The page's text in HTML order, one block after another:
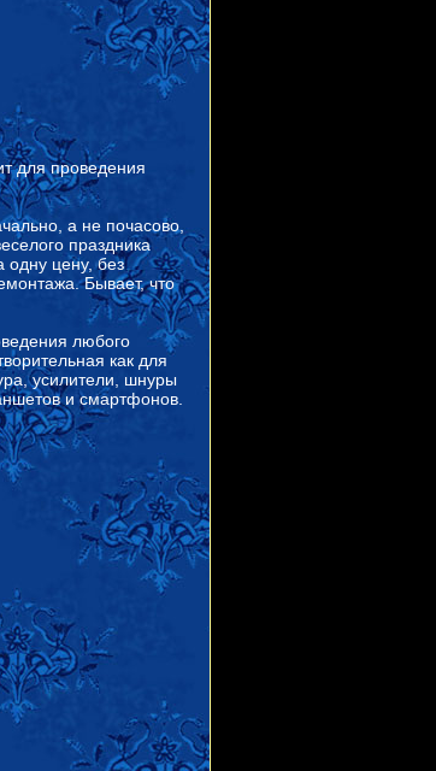
для проведения
а не почасово,
праздника
одну цену, без
Бывает, что
любого
как для
усилители, шнуры
и смартфонов.